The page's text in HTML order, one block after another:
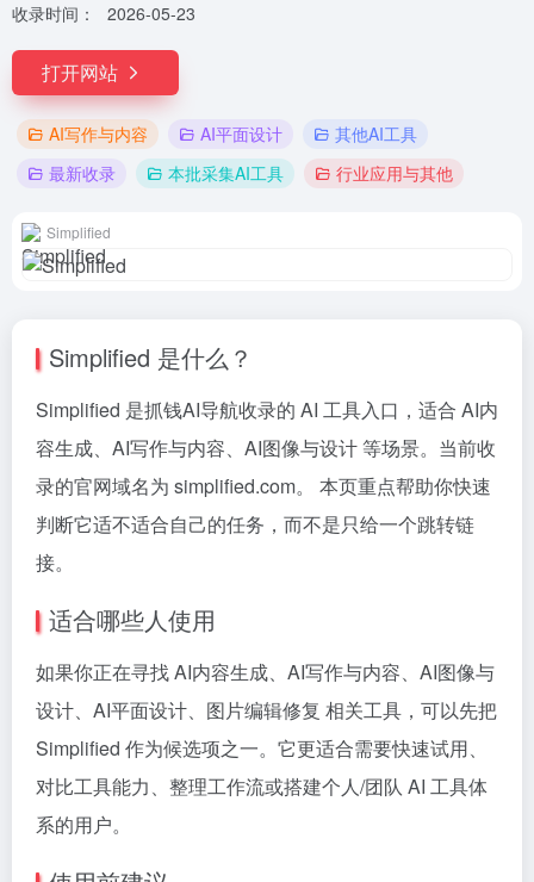
收录时间：
2026-05-23
打开网站
AI写作与内容 AI平面设计
其他AI工具
最新收录
本批采集AI工具 行业应用与其他
Simplified
Simplified 是什么？
Simplified 是抓钱AI导航收录的 AI 工具入口，适合 AI内
容生成、AI写作与内容、AI图像与设计 等场景。当前收
录的官网域名为 simplified.com。 本页重点帮助你快速
判断它适不适合自己的任务，而不是只给一个跳转链
接。
适合哪些人使用
如果你正在寻找 AI内容生成、AI写作与内容、AI图像与
设计、AI平面设计、图片编辑修复 相关工具，可以先把
Simplified 作为候选项之一。它更适合需要快速试用、
对比工具能力、整理工作流或搭建个人/团队 AI 工具体
系的用户。